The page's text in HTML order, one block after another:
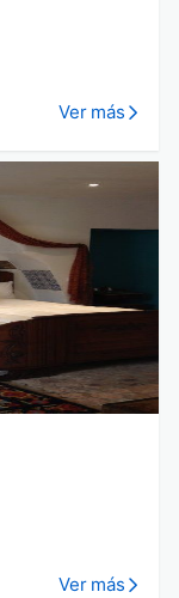
Ver más
Ver más